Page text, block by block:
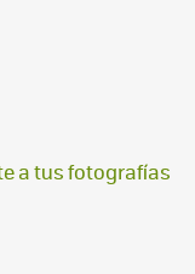
a tus fotografías